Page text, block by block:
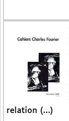
relation (…)